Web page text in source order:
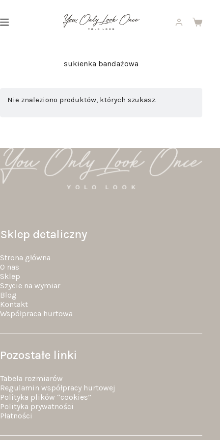
treści
Koszyk
sukienka bandażowa
Nie znaleziono produktów, których szukasz.
Sklep detaliczny
Strona główna
O nas
Sklep
Szycie na wymiar
Blog
Kontakt
Współpraca hurtowa
Pozostałe linki
Tabela rozmiarów
Regulamin współpracy hurtowej
Polityka plików “cookies”
Polityka prywatności
Płatności